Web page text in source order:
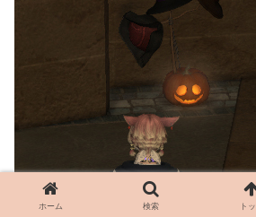
ゴブレットビュートはこんな感じ。
ホーム 検索 ト